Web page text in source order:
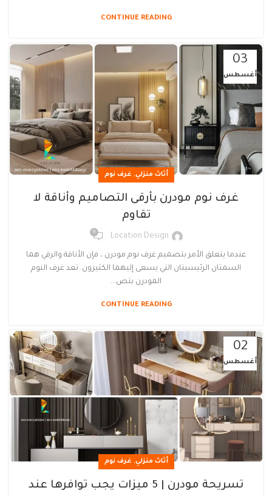
CONTINUE READING
03
أغسطس
أثاث منزلي, غرف نوم
غرف نوم مودرن بأرقى التصاميم وأناقة لا
تقاوم
Location Design
0
عندما يتعلق الأمر بتصميم غرف نوم مودرن ، فإن الأناقة والرقي هما
السمتان الرئيسيتان التي يسعى إليهما الكثيرون. تعد غرف النوم
المودرن بتص...
CONTINUE READING
02
أغسطس
أثاث منزلي, غرف نوم
تسريحة مودرن | 5 ميزات يجب توافرها عند